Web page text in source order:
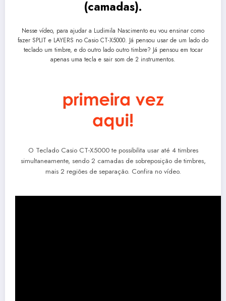
(camadas).
Nesse vídeo, para ajudar a Ludimila Nascimento eu vou ensinar como
fazer SPLIT e LAYERS no Casio CT-X5000. Já pensou usar de um lado do
teclado um timbre, e do outro lado outro timbre? Já pensou em tocar
apenas uma tecla e sair som de 2 instrumentos.
O Teclado Casio CT-X5000 te possibilita usar até 4 timbres
simultaneamente, sendo 2 camadas de sobreposição de timbres,
mais 2 regiões de separação. Confira no vídeo.